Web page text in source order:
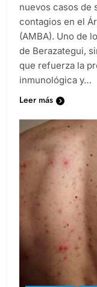
nuevos casos de
contagios en el
(AMBA). Uno de
de Berazategui,
que refuerza la
inmunológica y…
Leer más